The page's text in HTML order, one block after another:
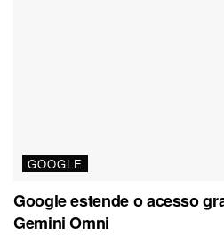
GOOGLE
Google estende o acesso
Gemini Omni